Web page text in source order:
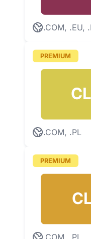
.COM, .EU,
PREMIUM
.COM, .PL
PREMIUM
.COM, .PL